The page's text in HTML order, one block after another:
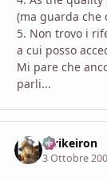
(ma guarda che
5. Non trovo i
a cui posso
Mi pare che
parli...
Strikeiron
3 Ottobre